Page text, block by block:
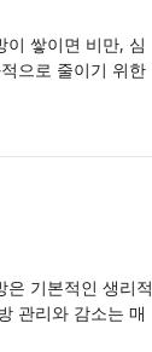
쌓이면 비만, 심
으로 줄이기 위한
기본적인 생리적
관리와 감소는 매